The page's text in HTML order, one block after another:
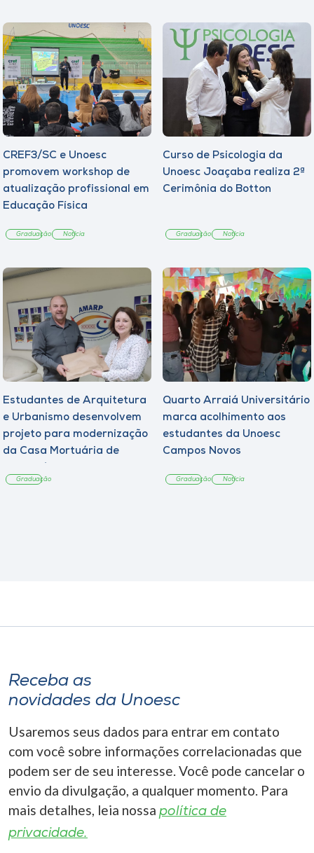
CREF3/SC e Unoesc
promovem workshop de
atualização profissional em
Educação Física
Graduação Notícia
Curso de Psicologia da
Unoesc Joaçaba realiza 2ª
Cerimônia do Botton
Graduação Notícia
Estudantes de Arquitetura
e Urbanismo desenvolvem
projeto para modernização
da Casa Mortuária de
Graduação
Quarto Arraiá Universitário
marca acolhimento aos
estudantes da Unoesc
Campos Novos
Graduação Notícia
Receba as
novidades da Unoesc
Usaremos seus dados para entrar em contato
com você sobre informações correlacionadas que
podem ser de seu interesse. Você pode cancelar o
envio da divulgação, a qualquer momento. Para
mais detalhes, leia nossa política de
privacidade.